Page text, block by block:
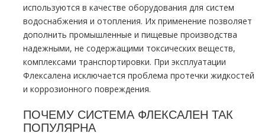
используются в качестве оборудования для систем
водоснабжения и отопления. Их применение позволяет
дополнить промышленные и пищевые производства
надежными, не содержащими токсических веществ,
комплексами транспортировки. При эксплуатации
Флексалена исключается проблема протечки жидкостей
и коррозионного повреждения.
ПОЧЕМУ СИСТЕМА ФЛЕКСАЛЕН ТАК
ПОПУЛЯРНА